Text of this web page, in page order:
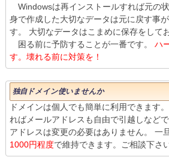
Windowsは再インストールすれば元の
身で作成した大切なデータは元に戻す事
す。 大切なデータはこまめに保存をして
困る前に予防することが一番です。 ハ
す。壊れる前に対策を！
独自ドメイン使いませんか
ドメインは個人でも簡単に利用できます
ればメールアドレスも自由で引越しなど
アドレスは変更の必要はありません。 一
1000円程度で維持できます。ご相談下さい